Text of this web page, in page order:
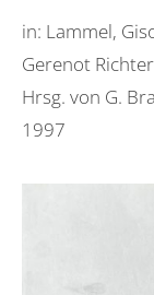
in: Lammel,
Gerenot Richter
Hrsg. von G.
1997